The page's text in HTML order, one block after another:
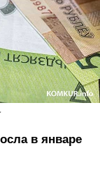
в январе